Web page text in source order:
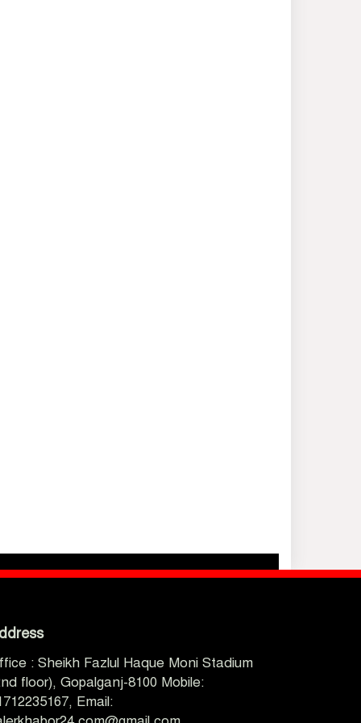
: Sheikh Fazlul Haque Moni Stadium
floor), Gopalganj-8100 Mobile:
Email: